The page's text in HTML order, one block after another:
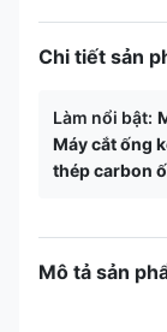
Chi tiết sản
Làm nổi bật:
Máy cắt ống
thép carbon
Mô tả sản